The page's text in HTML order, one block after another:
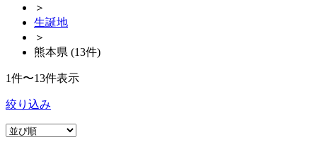
＞
生誕地
＞
熊本県 (13件)
1件〜13件表示
絞り込み